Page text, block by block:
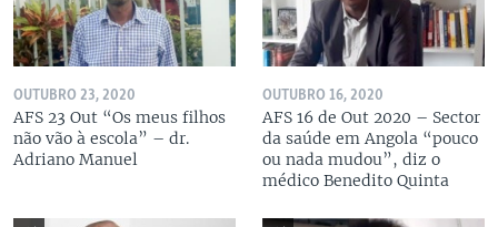
OUTUBRO 23, 2020
AFS 23 Out “Os meus filhos
não vão à escola” – dr.
Adriano Manuel
OUTUBRO 16, 2020
AFS 16 de Out 2020 – Sector
da saúde em Angola “pouco
ou nada mudou”, diz o
médico Benedito Quinta